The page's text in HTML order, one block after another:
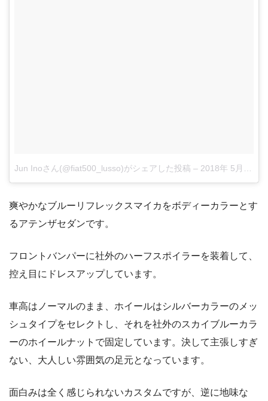
Jun Inoさん(@fiat500_lusso)がシェアした投稿 – 2018年 5月月6日午前2時02分PDT
爽やかなブルーリフレックスマイカをボディーカラーとす
るアテンザセダンです。
フロントバンパーに社外のハーフスポイラーを装着して、
控え目にドレスアップしています。
車高はノーマルのまま、ホイールはシルバーカラーのメッ
シュタイプをセレクトし、それを社外のスカイブルーカラ
ーのホイールナットで固定しています。決して主張しすぎ
ない、大人しい雰囲気の足元となっています。
面白みは全く感じられないカスタムですが、逆に地味な